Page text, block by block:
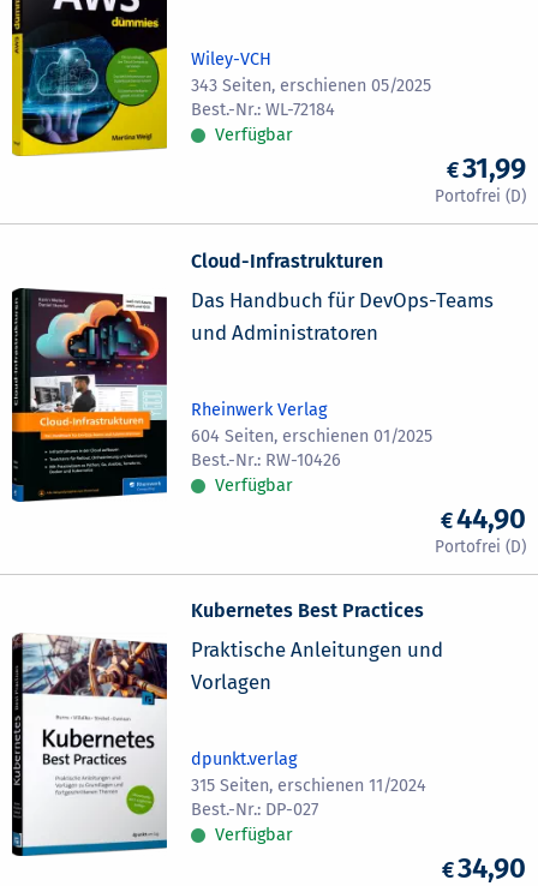
Wiley-VCH
343 Seiten, erschienen 05/2025
WL-72184
Verfügbar
31,99
Cloud-Infrastrukturen
Das Handbuch für DevOps-Teams
und Administratoren
Rheinwerk Verlag
604 Seiten, erschienen 01/2025
RW-10426
Verfügbar
44,90
Kubernetes Best Practices
Praktische Anleitungen und
Vorlagen
dpunkt.verlag
315 Seiten, erschienen 11/2024
DP-027
Verfügbar
34,90